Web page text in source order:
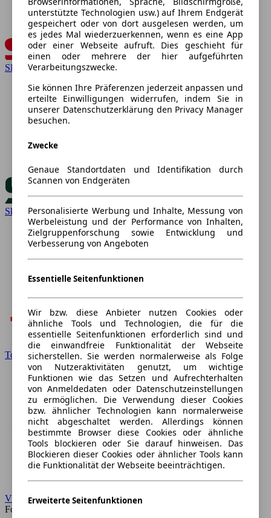
SEAT
Skoda
Toyota
VW
Forum
unterstützte Technologien usw.) auf Ihrem Endgerät
gespeichert oder von dort ausgelesen werden, um
es jedes Mal wiederzuerkennen, wenn es eine App
oder einer Webseite aufruft. Dies geschieht für
einen oder mehrere der hier aufgeführten
Verarbeitungszwecke.
Sie können Ihre Präferenzen jederzeit anpassen und
erteilte Einwilligungen widerrufen, indem Sie in
unserer Datenschutzerklärung den Privacy Manager
besuchen.
Zwecke
Genaue Standortdaten und Identifikation durch
Scannen von Endgeräten
Personalisierte Werbung und Inhalte, Messung von
Werbeleistung und der Performance von Inhalten,
Zielgruppenforschung sowie Entwicklung und
Verbesserung von Angeboten
Essentielle Seitenfunktionen
Wir bzw. diese Anbieter nutzen Cookies oder
ähnliche Tools und Technologien, die für die
essentielle Seitenfunktionen erforderlich sind und
die einwandfreie Funktionalität der Webseite
sicherstellen. Sie werden normalerweise als Folge
von Nutzeraktivitäten genutzt, um wichtige
Funktionen wie das Setzen und Aufrechterhalten
von Anmeldedaten oder Datenschutzeinstellungen
zu ermöglichen. Die Verwendung dieser Cookies
bzw. ähnlicher Technologien kann normalerweise
nicht abgeschaltet werden. Allerdings können
bestimmte Browser diese Cookies oder ähnliche
Tools blockieren oder Sie darauf hinweisen. Das
Blockieren dieser Cookies oder ähnlicher Tools kann
die Funktionalität der Webseite beeinträchtigen.
Erweiterte Seitenfunktionen